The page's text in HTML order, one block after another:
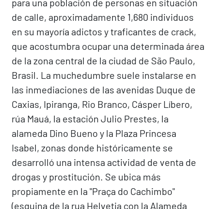
para una población de personas en situación
de calle, aproximadamente 1,680 individuos
en su mayoría adictos y traficantes de crack,
que acostumbra ocupar una determinada área
de la zona central de la ciudad de São Paulo,
Brasil. La muchedumbre suele instalarse en
las inmediaciones de las avenidas Duque de
Caxias, Ipiranga, Rio Branco, Cásper Líbero,
rúa Mauá, la estación Julio Prestes, la
alameda Dino Bueno y la Plaza Princesa
Isabel, zonas donde históricamente se
desarrolló una intensa actividad de venta de
drogas y prostitución.​ Se ubica más
propiamente en la "Praça do Cachimbo"
(esquina de la rua Helvetia con la Alameda